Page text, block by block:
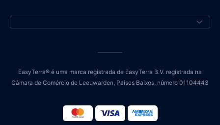
EasyTerra® é uma marca registrada de EasyTerra B.V. registrada na
Câmara de Comércio de Leeuwarden, Países Baixos, número 01104443